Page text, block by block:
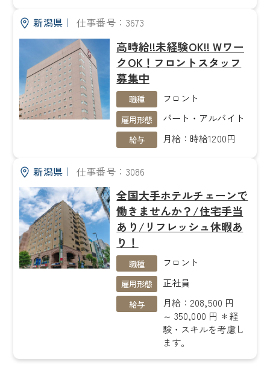
新潟県｜ 仕事番号：3673
高時給!!未経験OK!! Wワー
クOK！フロントスタッフ
募集中
職種 フロント
雇用形態 パート・アルバイト
給与 月給：時給1200円
新潟県｜ 仕事番号：3086
全国大手ホテルチェーンで
働きませんか？/住宅手当
あり/リフレッシュ休暇あ
り！
職種 フロント
雇用形態 正社員
給与
月給：208,500 円
～ 350,000 円 ＊経
験・スキルを考慮し
ます。